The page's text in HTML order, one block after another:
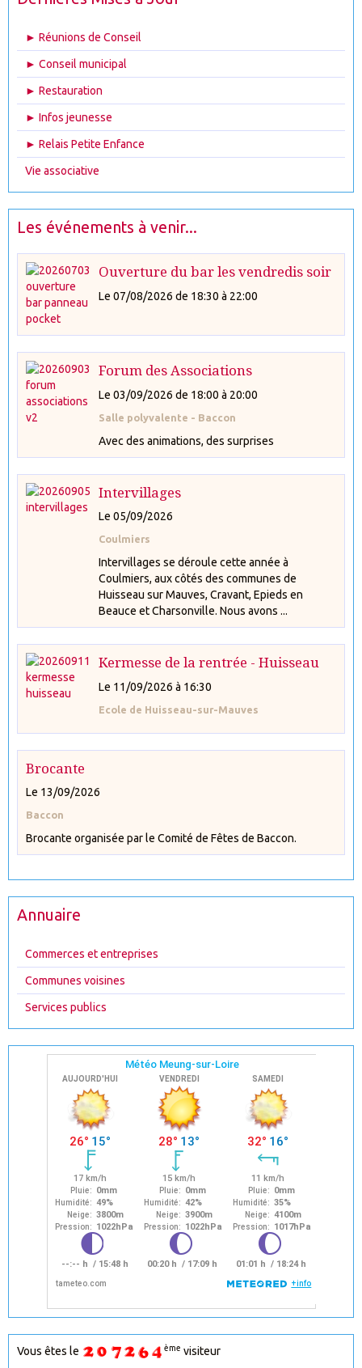
► Réunions de Conseil
► Conseil municipal
► Restauration
► Infos jeunesse
► Relais Petite Enfance
Vie associative
Les événements à venir...
Ouverture du bar les vendredis soir
Le 07/08/2026 de 18:30 à 22:00
Forum des Associations
Le 03/09/2026 de 18:00 à 20:00
Salle polyvalente - Baccon
Avec des animations, des surprises
Intervillages
Le 05/09/2026
Coulmiers
Intervillages se déroule cette année à
Coulmiers, aux côtés des communes de
Huisseau sur Mauves, Cravant, Epieds en
Beauce et Charsonville. Nous avons ...
Kermesse de la rentrée - Huisseau
Le 11/09/2026 à 16:30
Ecole de Huisseau-sur-Mauves
Brocante
Le 13/09/2026
Baccon
Brocante organisée par le Comité de Fêtes de Baccon.
Annuaire
Commerces et entreprises
Communes voisines
Services publics
Vous êtes le ème visiteur